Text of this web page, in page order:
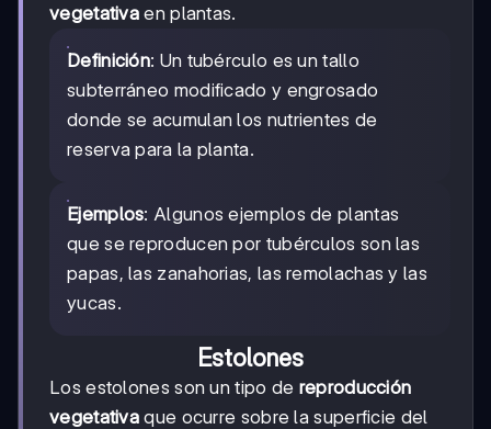
vegetativa en plantas.
Definición: Un tubérculo es un tallo
subterráneo modificado y engrosado
donde se acumulan los nutrientes de
reserva para la planta.
Ejemplos: Algunos ejemplos de plantas
que se reproducen por tubérculos son las
papas, las zanahorias, las remolachas y las
yucas.
Estolones
Los estolones son un tipo de reproducción
vegetativa que ocurre sobre la superficie del